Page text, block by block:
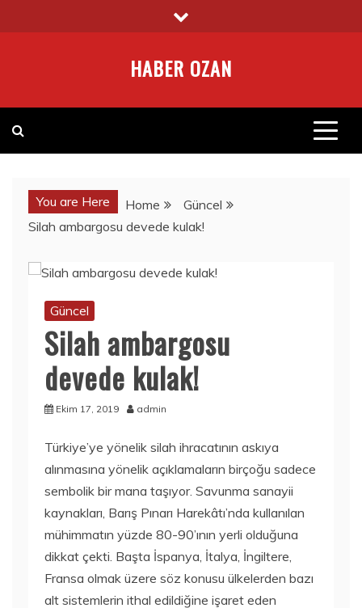
to
HABER OZAN
You are Here Home
Güncel
Silah ambargosu devede kulak!
Güncel
Silah ambargosu
devede kulak!
Ekim 17, 2019 admin
Türkiye’ye yönelik silah ihracatının askıya
alınmasına yönelik açıklamaların birçoğu sadece
sembolik bir mana taşıyor. Savunma sanayii
kaynakları, Barış Pınarı Harekâtı’nda kullanılan
mühimmatın yüzde 80-90’ının yerli olduğuna
dikkat çekti. Başta İspanya, İtalya, İngiltere,
Fransa olmak üzere söz konusu ülkelerden bazı
alt sistemlerin ithal edildiğine işaret eden